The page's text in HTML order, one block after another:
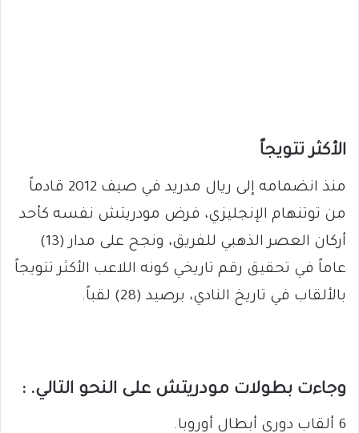
الأكثر تتويجاً
منذ انضمامه إلى ريال مدريد في صيف 2012 قادماً
من توتنهام الإنجليزي، فرض مودريتش نفسه كأحد
أركان العصر الذهبي للفريق، ونجح على مدار (13)
عاماً في تحقيق رقم تاريخي كونه اللاعب الأكثر تتويجاً
بالألقاب في تاريخ النادي، برصيد (28) لقباً.
وجاءت بطولات مودريتش على النحو التالي. :
6 ألقاب دوري أبطال أوروبا.